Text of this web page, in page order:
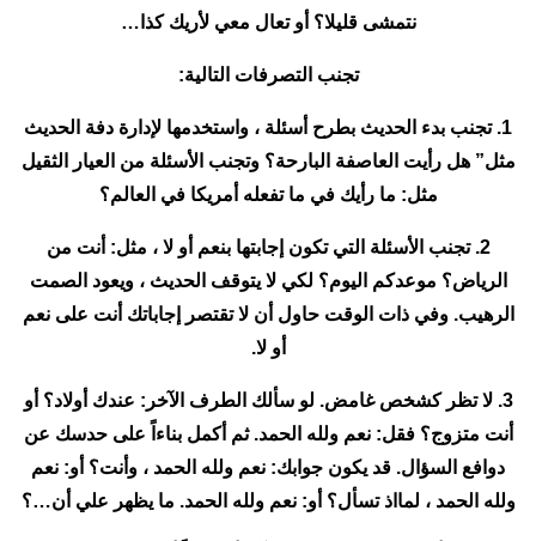
نتمشى قليلا؟ أو تعال معي لأريك كذا…
تجنب التصرفات التالية:
1. تجنب بدء الحديث بطرح أسئلة ، واستخدمها لإدارة دفة الحديث
مثل” هل رأيت العاصفة البارحة؟ وتجنب الأسئلة من العيار الثقيل
مثل: ما رأيك في ما تفعله أمريكا في العالم؟
2. تجنب الأسئلة التي تكون إجابتها بنعم أو لا ، مثل: أنت من
الرياض؟ موعدكم اليوم؟ لكي لا يتوقف الحديث ، ويعود الصمت
الرهيب. وفي ذات الوقت حاول أن لا تقتصر إجاباتك أنت على نعم
أو لا.
3. لا تظر كشخص غامض. لو سألك الطرف الآخر: عندك أولاد؟ أو
أنت متزوج؟ فقل: نعم ولله الحمد. ثم أكمل بناءاً على حدسك عن
دوافع السؤال. قد يكون جوابك: نعم ولله الحمد ، وأنت؟ أو: نعم
ولله الحمد ، لمااذ تسأل؟ أو: نعم ولله الحمد. ما يظهر علي أن…؟